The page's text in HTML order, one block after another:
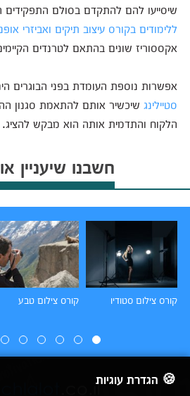
שיסייעו להם להתקדם בסולם התפקידים
ללימודים בקורס עיצוב תיקים ואביזרי
אקססוריז שונים בהתאם לטרנדים
אפשרות נוספת העומדת בפני הבוגרים
סטיילינגשיכשיר אותם להתאמת סגנון
הלקוח והתדמית אותה הוא מבקש להציג.
חשבנו שיעניין
קורס צילום סטודיו קורס צילום טבע
🍪 הגדרת עוגיות